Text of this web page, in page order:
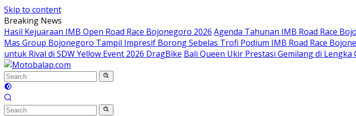
Skip to content
Breaking News
Hasil Kejuaraan IMB Open Road Race Bojonegoro 2026 Agenda Tahunan IMB Road Race
Mas Group Bojonegoro Tampil Impresif Borong Sebelas Trofi Podium IMB Road Race
untuk Rival di SDW Yellow Event 2026 DragBike Bali Queen Ukir Prestasi Gemilang di